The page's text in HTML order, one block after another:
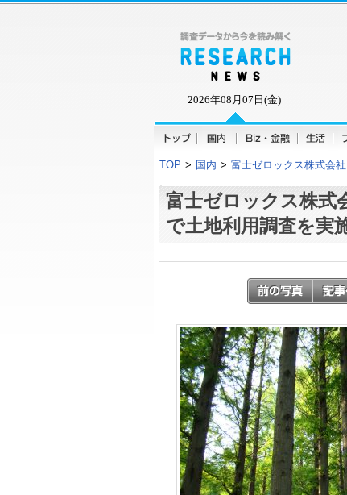
2026年08月07日(金)
TOP > 国内 > 富士ゼロックス株式会
富士ゼロックス株式
で土地利用調査を実